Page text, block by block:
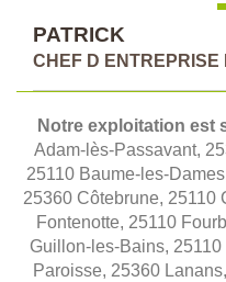
PATRICK
CHEF D ENTREPRISE
Notre exploitation est
Adam-lès-Passavant,
25110 Baume-les-
25360 Côtebrune, 25110
Fontenotte, 25110
Guillon-les-Bains,
Paroisse, 25360